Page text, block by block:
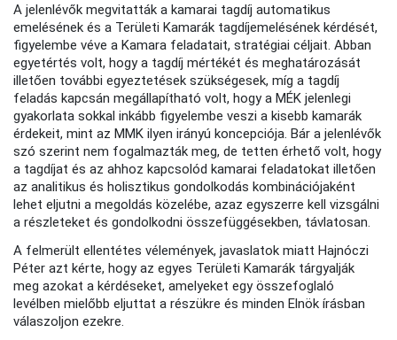
A jelenlévők megvitatták a kamarai tagdíj automatikus
emelésének és a Területi Kamarák tagdíjemelésének kérdését,
figyelembe véve a Kamara feladatait, stratégiai céljait. Abban
egyetértés volt, hogy a tagdíj mértékét és meghatározását
illetően további egyeztetések szükségesek, míg a tagdíj
feladás kapcsán megállapítható volt, hogy a MÉK jelenlegi
gyakorlata sokkal inkább figyelembe veszi a kisebb kamarák
érdekeit, mint az MMK ilyen irányú koncepciója. Bár a jelenlévők
szó szerint nem fogalmazták meg, de tetten érhető volt, hogy
a tagdíjat és az ahhoz kapcsolód kamarai feladatokat illetően
az analitikus és holisztikus gondolkodás kombinációjaként
lehet eljutni a megoldás közelébe, azaz egyszerre kell vizsgálni
a részleteket és gondolkodni összefüggésekben, távlatosan.
A felmerült ellentétes vélemények, javaslatok miatt Hajnóczi
Péter azt kérte, hogy az egyes Területi Kamarák tárgyalják
meg azokat a kérdéseket, amelyeket egy összefoglaló
levélben mielőbb eljuttat a részükre és minden Elnök írásban
válaszoljon ezekre.